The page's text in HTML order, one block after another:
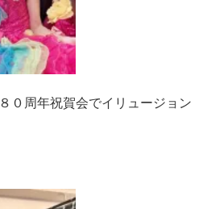
０周年祝賀会でイリュージョン